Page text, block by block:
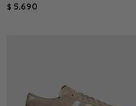
$ 5.690